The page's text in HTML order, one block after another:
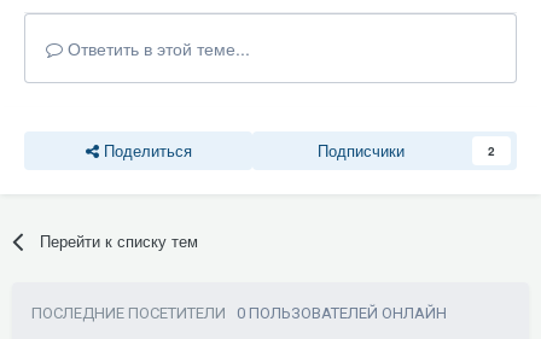
Ответить в этой теме...
Поделиться Подписчики 2
Перейти к списку тем
ПОСЛЕДНИЕ ПОСЕТИТЕЛИ 0 ПОЛЬЗОВАТЕЛЕЙ ОНЛАЙН